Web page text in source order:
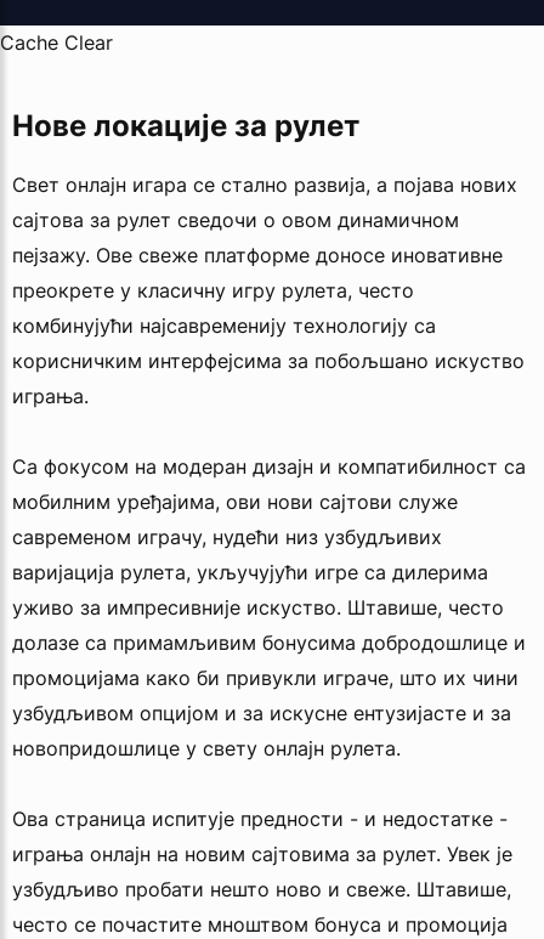
Cache Clear
Нове локације за рулет
Свет онлајн игара се стално развија, а појава нових
сајтова за рулет сведочи о овом динамичном
пејзажу. Ове свеже платформе доносе иновативне
преокрете у класичну игру рулета, често
комбинујући најсавременију технологију са
корисничким интерфејсима за побољшано искуство
играња.
Са фокусом на модеран дизајн и компатибилност са
мобилним уређајима, ови нови сајтови служе
савременом играчу, нудећи низ узбудљивих
варијација рулета, укључујући игре са дилерима
уживо за импресивније искуство. Штавише, често
долазе са примамљивим бонусима добродошлице и
промоцијама како би привукли играче, што их чини
узбудљивом опцијом и за искусне ентузијасте и за
новопридошлице у свету онлајн рулета.
Ова страница испитује предности - и недостатке -
играња онлајн на новим сајтовима за рулет. Увек је
узбудљиво пробати нешто ново и свеже. Штавише,
често се почастите мноштвом бонуса и промоција